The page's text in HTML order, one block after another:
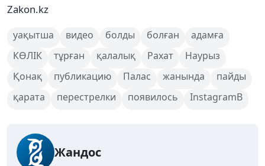
Zakon.kz
уақытша видео болды болған
адамға
КӨЛІК
тұрған қалалық Рахат
Наурыз
Қонақ
публикацию Палас жанында
пайды
қарата
перестрелки появилось InstagramВ
Жандос